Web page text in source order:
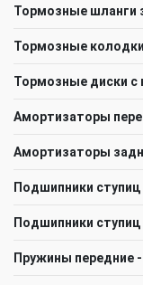
Тормозные шланги
Тормозные
Тормозные диски с
Амортизаторы
Амортизаторы
Подшипники
Подшипники
Пружины передние